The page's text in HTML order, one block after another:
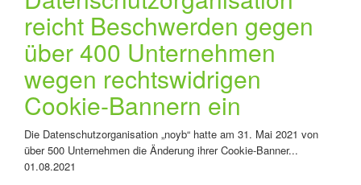
reicht Beschwerden gegen
über 400 Unternehmen
wegen rechtswidrigen
Cookie-Bannern ein
Die Datenschutzorganisation „noyb“ hatte am 31. Mai 2021 von
über 500 Unternehmen die Änderung ihrer Cookie-Banner...
01.08.2021